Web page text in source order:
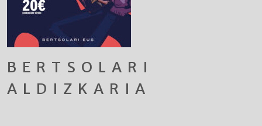
BERTSOLARI
ALDIZKARIA